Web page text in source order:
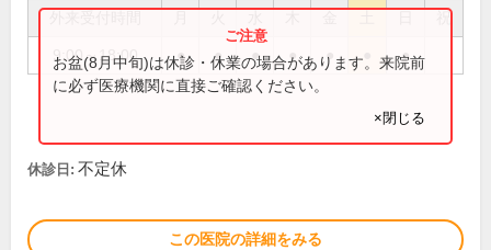
祝
9:00～18:00 ● ● ● ● ● ●
お盆(8月中旬)は休診・休業の場合があります。来院前
に必ず医療機関に直接ご確認ください。
×閉じる
休診日: 不定休
この医院の詳細をみる